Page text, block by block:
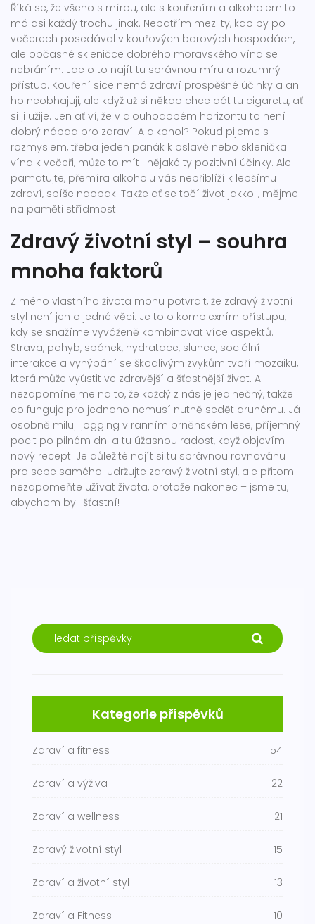
Říká se, že všeho s mírou, ale s kouřením a alkoholem to
má asi každý trochu jinak. Nepatřím mezi ty, kdo by po
večerech posedával v kouřových barových hospodách,
ale občasné skleničce dobrého moravského vína se
nebráním. Jde o to najít tu správnou míru a rozumný
přístup. Kouření sice nemá zdraví prospěšné účinky a ani
ho neobhajuji, ale když už si někdo chce dát tu cigaretu, ať
si ji užije. Jen ať ví, že v dlouhodobém horizontu to není
dobrý nápad pro zdraví. A alkohol? Pokud pijeme s
rozmyslem, třeba jeden panák k oslavě nebo sklenička
vína k večeři, může to mít i nějaké ty pozitivní účinky. Ale
pamatujte, přemíra alkoholu vás nepřiblíží k lepšímu
zdraví, spíše naopak. Takže ať se točí život jakkoli, mějme
na paměti střídmost!
Zdravý životní styl – souhra
mnoha faktorů
Z mého vlastního života mohu potvrdit, že zdravý životní
styl není jen o jedné věci. Je to o komplexním přístupu,
kdy se snažíme vyváženě kombinovat více aspektů.
Strava, pohyb, spánek, hydratace, slunce, sociální
interakce a vyhýbání se škodlivým zvykům tvoří mozaiku,
která může vyústit ve zdravější a šťastnější život. A
nezapomínejme na to, že každý z nás je jedinečný, takže
co funguje pro jednoho nemusí nutně sedět druhému. Já
osobně miluji jogging v ranním brněnském lese, příjemný
pocit po pilném dni a tu úžasnou radost, když objevím
nový recept. Je důležité najít si tu správnou rovnováhu
pro sebe samého. Udržujte zdravý životní styl, ale přitom
nezapomeňte užívat života, protože nakonec – jsme tu,
abychom byli šťastní!
Kategorie příspěvků
Zdraví a fitness 54
Zdraví a výživa 22
Zdraví a wellness 21
Zdravý životní styl 15
Zdraví a životní styl 13
Zdraví a Fitness 10